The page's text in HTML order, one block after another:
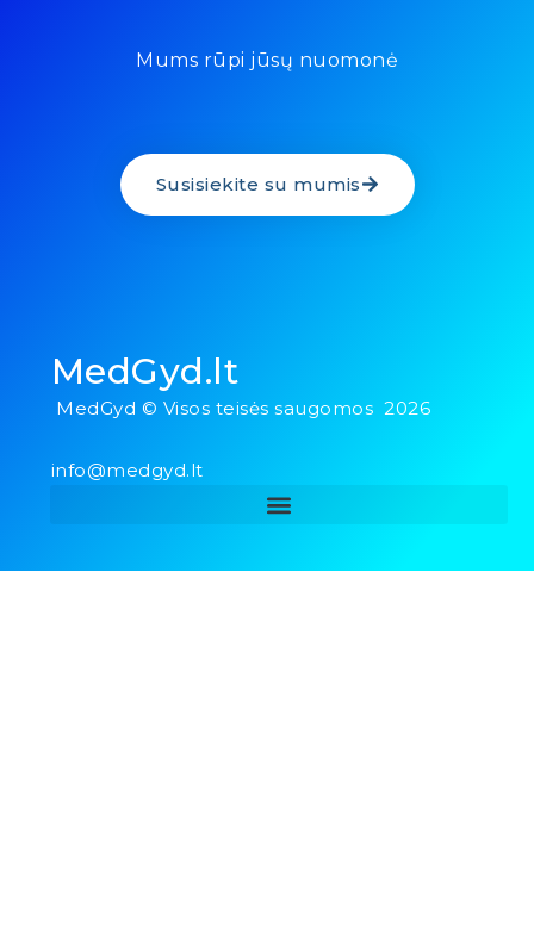
Mums rūpi jūsų nuomonė
Susisiekite su mumis
MedGyd.lt
MedGyd © Visos teisės saugomos 2026
info@medgyd.lt